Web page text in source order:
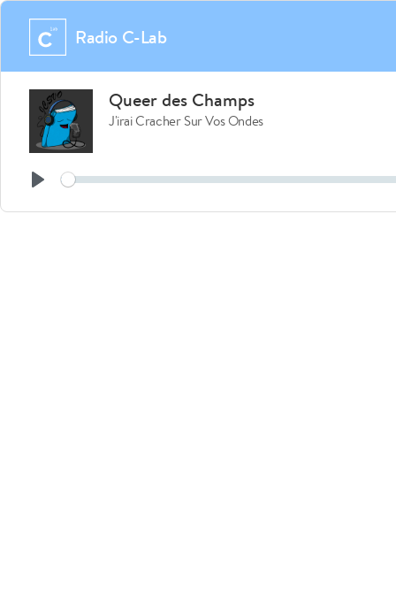
Radio C-Lab
Queer des Champs
J'irai Cracher Sur Vos Ondes
Play